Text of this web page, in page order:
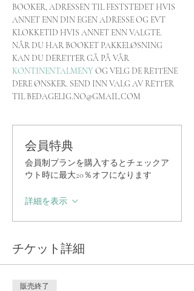
BOOKER, ADRESSEN TIL FESTSTEDET HVIS
ANNET ENN DIN EGEN ADRESSE OG EVT
KLOKKETID HVIS ANNET ENN VALGTE.
NÅR DU HAR BOOKET PAKKELØSNING
KAN DU DERETTER GÅ PÅ VÅR
KONTINENTALMENY OG VELG DE RETTENE
DERE ØNSKER. SEND INN VALG AV RETTER
TIL BEDAGELIG.NO@GMAIL.COM
会員特典
会員制プランを購入するとチェックア
ウト時に最大20％オフになります
詳細を表示
チケット詳細
販売終了